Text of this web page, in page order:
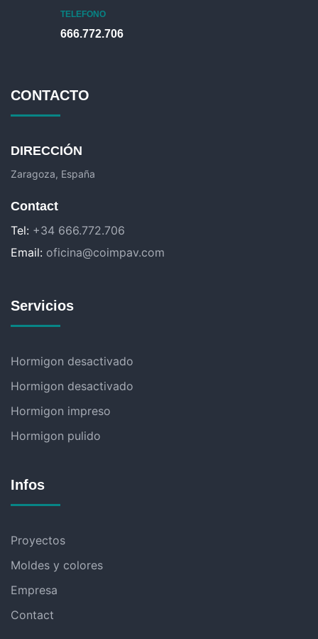
TELEFONO
666.772.706
CONTACTO
DIRECCIÓN
Zaragoza, España
Contact
Tel: +34 666.772.706
Email: oficina@coimpav.com
Servicios
Hormigon desactivado
Hormigon desactivado
Hormigon impreso
Hormigon pulido
Infos
Proyectos
Moldes y colores
Empresa
Contact